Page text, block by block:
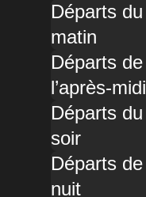
Départs du
matin
Départs de
l’après-midi
Départs du
soir
Départs de
nuit